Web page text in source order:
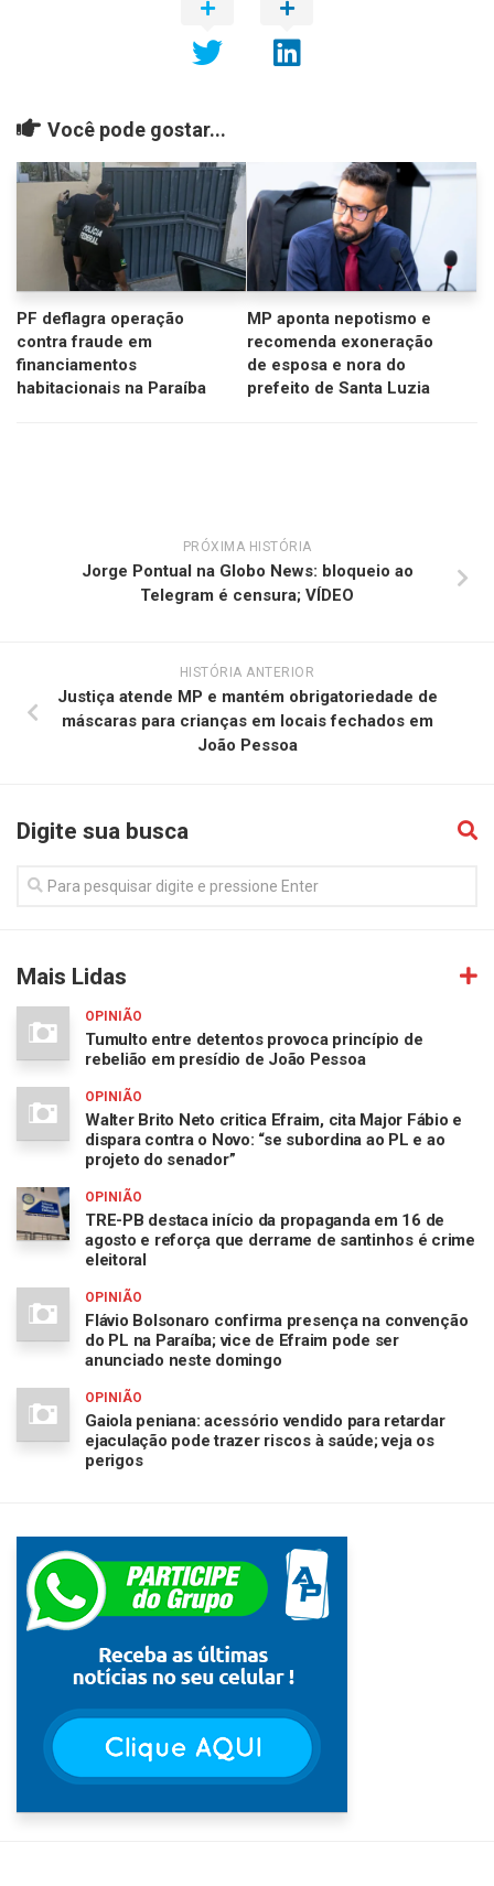
Você pode gostar...
PF deflagra operação
contra fraude em
financiamentos
habitacionais na Paraíba
MP aponta nepotismo e
recomenda exoneração
de esposa e nora do
prefeito de Santa Luzia
PRÓXIMA HISTÓRIA
Jorge Pontual na Globo News: bloqueio ao
Telegram é censura; VÍDEO
HISTÓRIA ANTERIOR
Justiça atende MP e mantém obrigatoriedade de
máscaras para crianças em locais fechados em
João Pessoa
Digite sua busca
Mais Lidas
OPINIÃO
Tumulto entre detentos provoca princípio de
rebelião em presídio de João Pessoa
OPINIÃO
Walter Brito Neto critica Efraim, cita Major Fábio e
dispara contra o Novo: “se subordina ao PL e ao
projeto do senador”
OPINIÃO
TRE-PB destaca início da propaganda em 16 de
agosto e reforça que derrame de santinhos é crime
eleitoral
OPINIÃO
Flávio Bolsonaro confirma presença na convenção
do PL na Paraíba; vice de Efraim pode ser
anunciado neste domingo
OPINIÃO
Gaiola peniana: acessório vendido para retardar
ejaculação pode trazer riscos à saúde; veja os
perigos